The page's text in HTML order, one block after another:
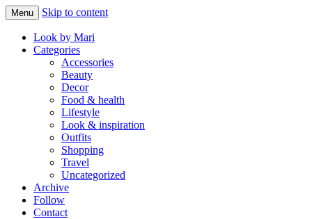
LOOK BY MARI
Makeup & beauty blog
Menu Skip to content
Look by Mari
Categories
Accessories
Beauty
Decor
Food & health
Lifestyle
Look & inspiration
Outfits
Shopping
Travel
Uncategorized
Archive
Follow
Contact